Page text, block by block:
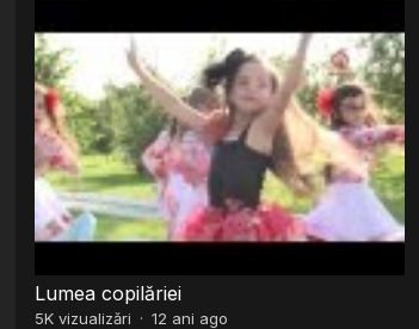
Lumea copilăriei
5K vizualizări · 12 ani ago